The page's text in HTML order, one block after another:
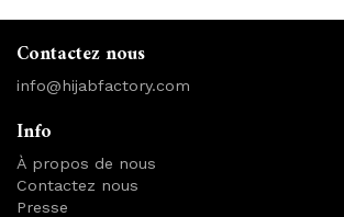
Contactez nous
info@hijabfactory.com
Info
À propos de nous
Contactez nous
Presse